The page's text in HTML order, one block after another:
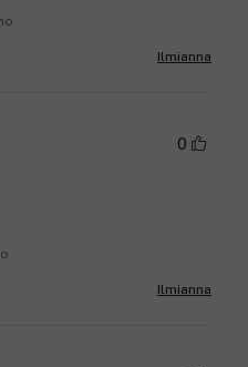
Ilmianna
0
Ilmianna